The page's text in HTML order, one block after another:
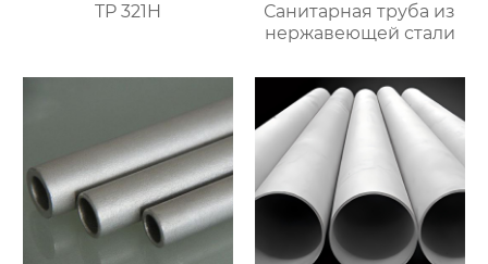
TP 321H
Санитарная труба из
нержавеющей стали